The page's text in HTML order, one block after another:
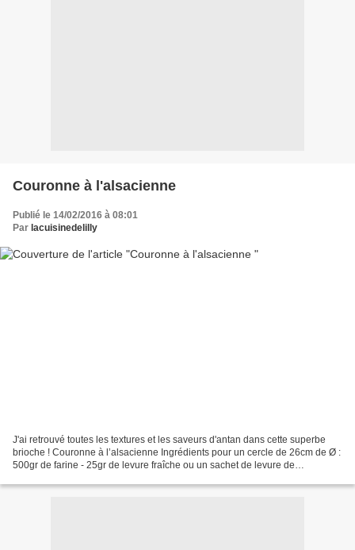
Couronne à l'alsacienne
Publié le 14/02/2016 à 08:01
Par lacuisinedelilly
J'ai retrouvé toutes les textures et les saveurs d'antan dans cette superbe
brioche ! Couronne à l’alsacienne Ingrédients pour un cercle de 26cm de Ø :
500gr de farine - 25gr de levure fraîche ou un sachet de levure de